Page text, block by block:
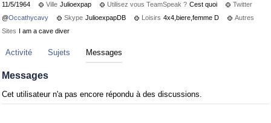
11/5/1964
Ville Julioexpap Utilisez vous TeamSpeak ? Cest quoi
Twitter
@Occathycavy Skype JulioexpapDB Loisirs 4x4,biere,femme D
Autres
Sites I am a cave diver
Activité Sujets Messages
Messages
Cet utilisateur n'a pas encore répondu à des discussions.